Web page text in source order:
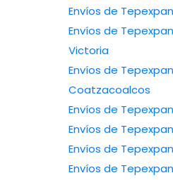
Envíos de
Envíos de
Victoria
Envíos de
Coatzacoalcos
Envíos de
Envíos de
Envíos de
Envíos de